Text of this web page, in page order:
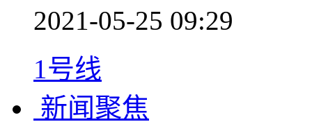
施，加快推进城市有
功能、文化、服务等
2021-05-25 09:29